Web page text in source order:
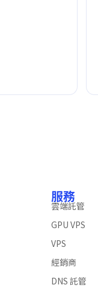
服務
雲端託管
GPU VPS
VPS
經銷商
DNS 託管